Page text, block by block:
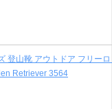
登山靴 アウトドア フリー
Retriever 3564